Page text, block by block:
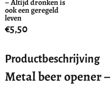
Productbeschrijving
Metal beer opener
– Altijd dronken is
ook een geregeld
leven
€5,50